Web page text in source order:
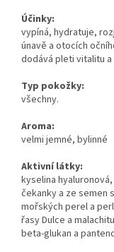
Účinky:
vypíná, hydratuje,
únavě a otocích
dodává pleti vitalitu
Typ pokožky:
všechny.
Aroma:
velmi jemné, bylinné
Aktivní látky:
kyselina
čekanky a ze semen
mořských perel a
řasy Dulce a
beta-glukan a